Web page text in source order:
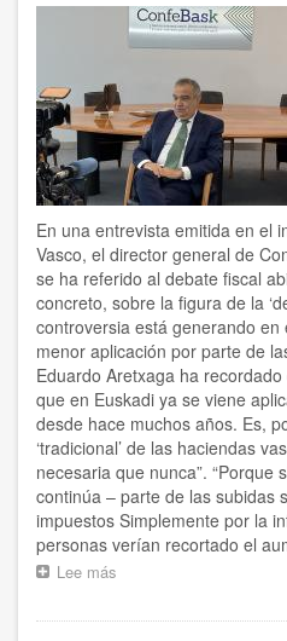
muy
complicado”
En una entrevista emitida en el
Vasco, el director general de
se ha referido al debate fiscal
concreto, sobre la figura de la
controversia está generando
menor aplicación por parte de
Eduardo Aretxaga ha
que en Euskadi ya se viene
desde hace muchos años. Es,
‘tradicional’ de las haciendas
necesaria que nunca”. “Porque
continúa – parte de las subidas
impuestos Simplemente por la
personas verían recortado el
Lee más